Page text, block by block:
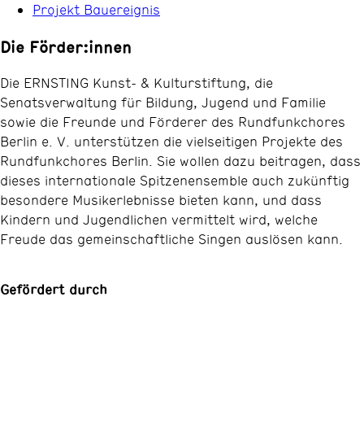
Projekt Bauereignis
Die Förder:innen
Die ERNSTING Kunst- & Kulturstiftung, die
Senatsverwaltung für Bildung, Jugend und Familie
sowie die Freunde und Förderer des Rundfunkchores
Berlin e. V. unterstützen die vielseitigen Projekte des
Rundfunkchores Berlin. Sie wollen dazu beitragen, dass
dieses internationale Spitzenensemble auch zukünftig
besondere Musikerlebnisse bieten kann, und dass
Kindern und Jugendlichen vermittelt wird, welche
Freude das gemeinschaftliche Singen auslösen kann.
Gefördert durch